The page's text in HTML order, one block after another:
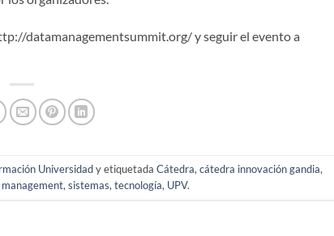
datamanagementsummit.org/ y seguir el evento a
Universidady etiquetada Cátedra, cátedra innovación gandia,
management, sistemas, tecnología, UPV.